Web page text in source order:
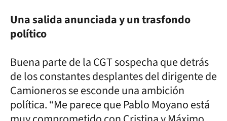
Una salida anunciada y un trasfondo
político
Buena parte de la CGT sospecha que detrás
de los constantes desplantes del dirigente de
Camioneros se esconde una ambición
política. “Me parece que Pablo Moyano está